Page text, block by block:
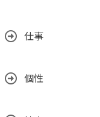
仕事
個性